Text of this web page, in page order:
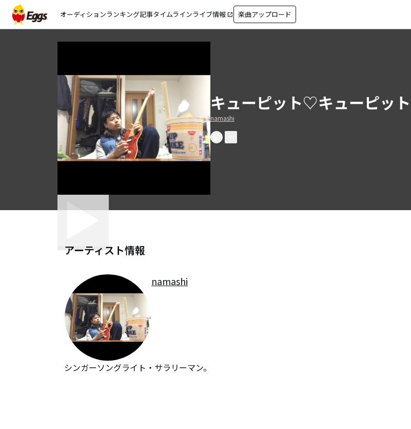
オーディションランキング記事タイムラインライブ情報 open_in_new 楽曲アップロード
キューピット♡キューピット
namashi
アーティスト情報
namashi
シンガーソングライト・サラリーマン。